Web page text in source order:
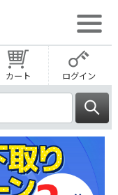
カート ログイン